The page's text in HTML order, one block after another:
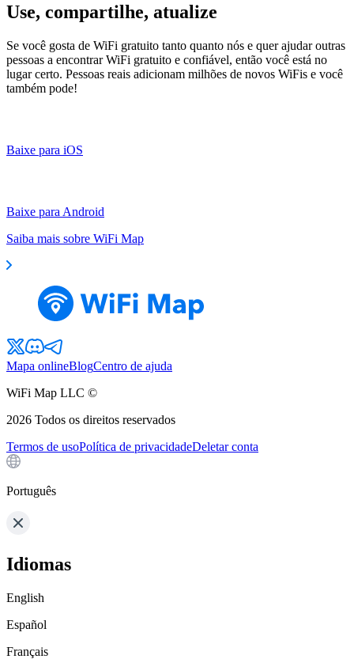
Use, compartilhe, atualize
Se você gosta de WiFi gratuito tanto quanto nós e quer ajudar outras
pessoas a encontrar WiFi gratuito e confiável, então você está no
lugar certo. Pessoas reais adicionam milhões de novos WiFis e você
também pode!
Baixe para iOS
Baixe para Android
Saiba mais sobre WiFi Map
Mapa onlineBlogCentro de ajuda
WiFi Map LLC ©
2026 Todos os direitos reservados
Termos de usoPolítica de privacidadeDeletar conta
Português
Idiomas
English
Español
Français